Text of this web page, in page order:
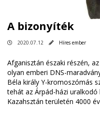
A bizonyíték
2020.07.12 Híres ember
Afganisztán északi részén,
olyan emberi DNS-
Béla király Y-kromoszómás
tehát az Árpád-házi
Kazahsztán területén 4000